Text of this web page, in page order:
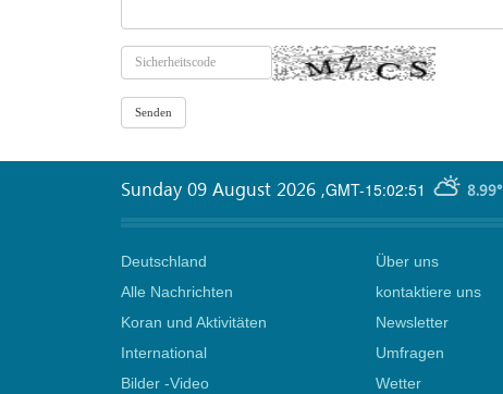
GMT-15:02:51 8.99°
Sunday 09 August 2026 ,
Deutschland
Alle Nachrichten
Koran und Aktivitäten
International
Bilder -Video
Über uns
kontaktiere uns
Newsletter
Umfragen
Wetter